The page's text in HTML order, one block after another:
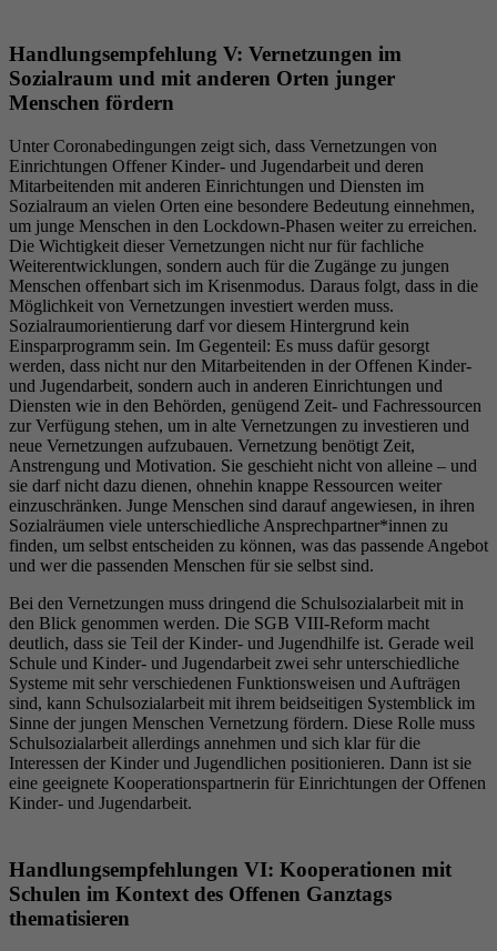
Handlungsempfehlung V: Vernetzungen im
Sozialraum und mit anderen Orten junger
Menschen fördern
Unter Coronabedingungen zeigt sich, dass Vernetzungen von
Einrichtungen Offener Kinder- und Jugendarbeit und deren
Mitarbeitenden mit anderen Einrichtungen und Diensten im
Sozialraum an vielen Orten eine besondere Bedeutung einnehmen,
um junge Menschen in den Lockdown-Phasen weiter zu erreichen.
Die Wichtigkeit dieser Vernetzungen nicht nur für fachliche
Weiterentwicklungen, sondern auch für die Zugänge zu jungen
Menschen offenbart sich im Krisenmodus. Daraus folgt, dass in die
Möglichkeit von Vernetzungen investiert werden muss.
Sozialraumorientierung darf vor diesem Hintergrund kein
Einsparprogramm sein. Im Gegenteil: Es muss dafür gesorgt
werden, dass nicht nur den Mitarbeitenden in der Offenen Kinder-
und Jugendarbeit, sondern auch in anderen Einrichtungen und
Diensten wie in den Behörden, genügend Zeit- und Fachressourcen
zur Verfügung stehen, um in alte Vernetzungen zu investieren und
neue Vernetzungen aufzubauen. Vernetzung benötigt Zeit,
Anstrengung und Motivation. Sie geschieht nicht von alleine – und
sie darf nicht dazu dienen, ohnehin knappe Ressourcen weiter
einzuschränken. Junge Menschen sind darauf angewiesen, in ihren
Sozialräumen viele unterschiedliche Ansprechpartner*innen zu
finden, um selbst entscheiden zu können, was das passende Angebot
und wer die passenden Menschen für sie selbst sind.
Bei den Vernetzungen muss dringend die Schulsozialarbeit mit in
den Blick genommen werden. Die SGB VIII-Reform macht
deutlich, dass sie Teil der Kinder- und Jugendhilfe ist. Gerade weil
Schule und Kinder- und Jugendarbeit zwei sehr unterschiedliche
Systeme mit sehr verschiedenen Funktionsweisen und Aufträgen
sind, kann Schulsozialarbeit mit ihrem beidseitigen Systemblick im
Sinne der jungen Menschen Vernetzung fördern. Diese Rolle muss
Schulsozialarbeit allerdings annehmen und sich klar für die
Interessen der Kinder und Jugendlichen positionieren. Dann ist sie
eine geeignete Kooperationspartnerin für Einrichtungen der Offenen
Kinder- und Jugendarbeit.
Handlungsempfehlungen VI: Kooperationen mit
Schulen im Kontext des Offenen Ganztags
thematisieren